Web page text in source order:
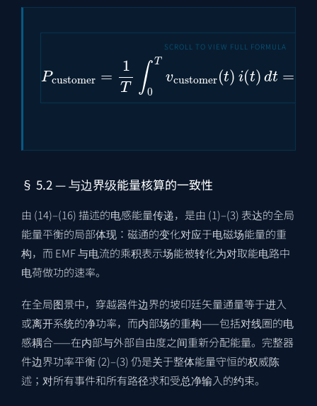
=1 ∫0
§ 5.2 — 与边界级能量核算的一致性
由 (14)–(16) 描述的电感能量传递，是由 (1)–(3) 表达的全局
能量平衡的局部体现：磁通的变化对应于电磁场能量的重
构，而 EMF 与电流的乘积表示场能被转化为对取能电路中
电荷做功的速率。
在全局图景中，穿越器件边界的坡印廷矢量通量等于进入
或离开系统的净功率，而内部场的重构——包括对线圈的电
感耦合——在内部与外部自由度之间重新分配能量。完整器
件边界功率平衡 (2)–(3) 仍是关于整体能量守恒的权威陈
述；对所有事件和所有路径求和受总净输入的约束。